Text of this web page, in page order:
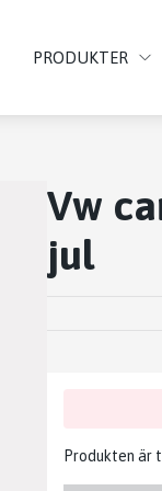
PRODUKTER
Vw
jul
Produkten är